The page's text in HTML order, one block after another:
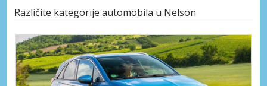
Različite kategorije automobila u Nelson